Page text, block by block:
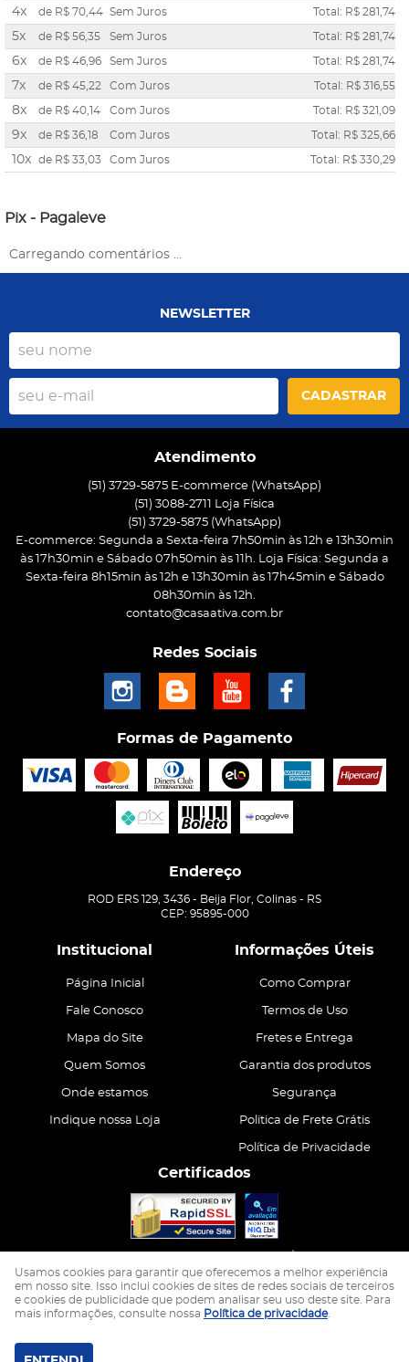
4x de R$ 70,44 Sem Juros Total: R$ 281,74
5x de R$ 56,35 Sem Juros Total: R$ 281,74
6x de R$ 46,96 Sem Juros Total: R$ 281,74
7x de R$ 45,22 Com Juros Total: R$ 316,55
8x de R$ 40,14 Com Juros Total: R$ 321,09
9x de R$ 36,18 Com Juros Total: R$ 325,66
10x de R$ 33,03 Com Juros Total: R$ 330,29
Pix - Pagaleve
Carregando comentários ...
NEWSLETTER
CADASTRAR
Atendimento
(51) 3729-5875 E-commerce (WhatsApp)
(51) 3088-2711 Loja Física
(51) 3729-5875 (WhatsApp)
E-commerce: Segunda a Sexta-feira 7h50min às 12h e 13h30min
às 17h30min e Sábado 07h50min às 11h. Loja Física: Segunda a
Sexta-feira 8h15min às 12h e 13h30min às 17h45min e Sábado
08h30min às 12h.
contato@casaativa.com.br
Redes Sociais
Formas de Pagamento
Endereço
ROD ERS 129, 3436 - Beija Flor, Colinas - RS
CEP: 95895-000
Institucional
Página Inicial
Fale Conosco
Mapa do Site
Quem Somos
Onde estamos
Indique nossa Loja
Informações Úteis
Como Comprar
Termos de Uso
Fretes e Entrega
Garantia dos produtos
Segurança
Politica de Frete Grátis
Política de Privacidade
Certificados
LOJA VIRTUAL CRIADA POR
Usamos cookies para garantir que oferecemos a melhor experiência
em nosso site. Isso inclui cookies de sites de redes sociais de terceiros
e cookies de publicidade que podem analisar seu uso deste site. Para
mais informações, consulte nossa Política de privacidade.